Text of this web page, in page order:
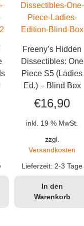
Freeny’s Hidden
Dissectibles: One
Piece S5 (Ladies
Ed.) – Blind Box
€16,90
inkl. 19 % MwSt.
zzgl.
Versandkosten
Lieferzeit:2-3 Tage
In den
Warenkorb